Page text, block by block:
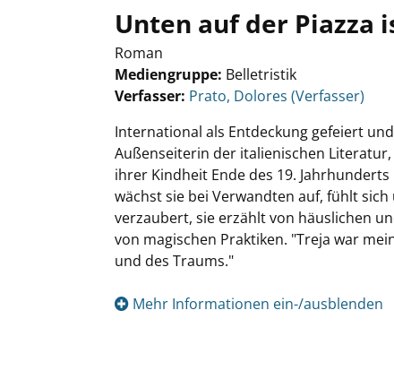
Unten auf der Piazza
Roman
Mediengruppe: Belletristik
Verfasser: Suche nach diesem Verfasser
Prato, Dolores (Verfasser)
International als Entdeckung gefeiert
Außenseiterin der italienischen
ihrer Kindheit Ende des 19.
wächst sie bei Verwandten auf, fühlt
verzaubert, sie erzählt von häuslichen
von magischen Praktiken. "Treja war
und des Traums."
Mehr Informationen ein-/ausblenden